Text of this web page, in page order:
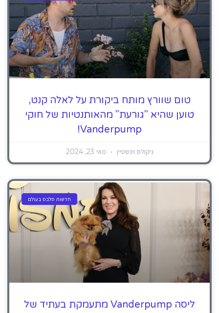
טום שוורץ מותח ביקורת על לאלה קנט,
טוען שהיא "גורעת" מהאותנטיות של חוקי
Vanderpump!
ניקולס וינשטיין מאי 23, 2024
חדשות סלבס בעולם
ליסה Vanderpump מתעמקת בעתיד של